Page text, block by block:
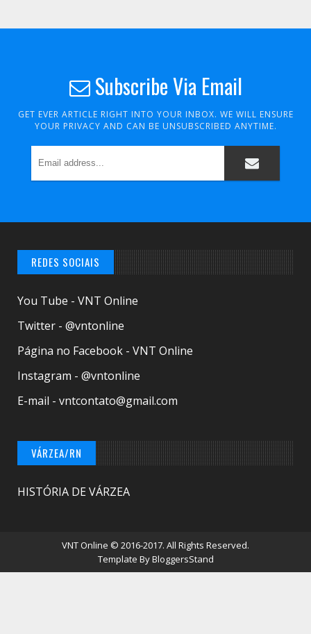
Subscribe Via Email
GET EVER ARTICLE RIGHT INTO YOUR INBOX. WE WILL ENSURE
YOUR PRIVACY AND CAN BE UNSUBSCRIBED ANYTIME.
REDES SOCIAIS
You Tube - VNT Online
Twitter - @vntonline
Página no Facebook - VNT Online
Instagram - @vntonline
E-mail - vntcontato@gmail.com
VÁRZEA/RN
HISTÓRIA DE VÁRZEA
VNT Online © 2016-2017. All Rights Reserved.
Template ByBloggersStand